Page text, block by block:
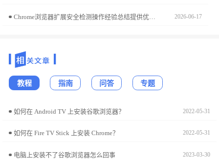
Chrome浏览器扩展安全检测操作经验总结提供优化方法。通过权限检查、插件兼容性分析和风险评估，用户可确保浏览安全，避免隐私泄露和性能影响。 2026-06-17
教程 指南 问答 专题
如何在 Android TV 上安装谷歌浏览器？ 2022-05-31
如何在 Fire TV Stick 上安装 Chrome？ 2022-05-31
电脑上安装不了谷歌浏览器怎么回事 2023-03-30